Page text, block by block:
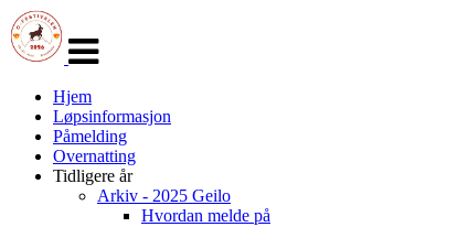
navigasjon
Hjem
Løpsinformasjon
Påmelding
Overnatting
Tidligere år
Arkiv - 2025 Geilo
Hvordan melde på